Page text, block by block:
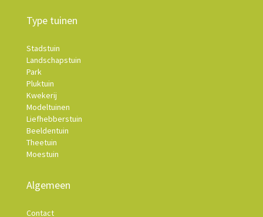
Type tuinen
Stadstuin
Landschapstuin
Park
Pluktuin
Kwekerij
Modeltuinen
Liefhebberstuin
Beeldentuin
Theetuin
Moestuin
Algemeen
Contact